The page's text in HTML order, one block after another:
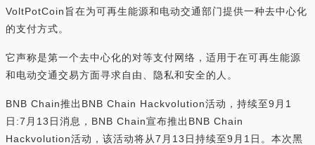
VoltPotCoin旨在为可再生能源和电动交通部门提供一种去中心化
的支付方式。
它声称是第一个去中心化的对等支付网络，适用于在可再生能源
和电动交通交易方面寻求自由、隐私和安全的人。
BNB Chain推出BNB Chain Hackvolution活动，持续至9月1
日:7月13日消息，BNB Chain宣布推出BNB Chain
Hackvolution活动，该活动将从7月13日持续至9月1日。本次黑